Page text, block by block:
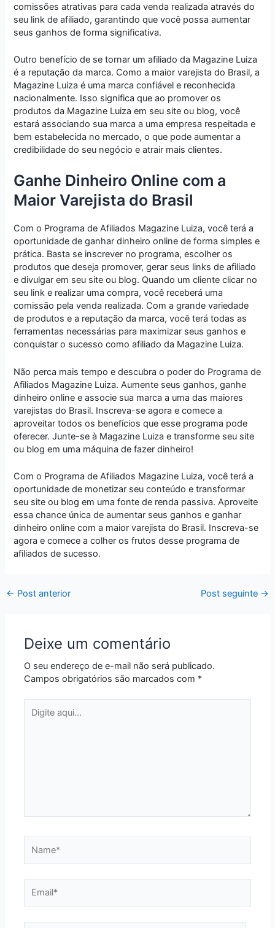
comissões atrativas para cada venda realizada através do
seu link de afiliado, garantindo que você possa aumentar
seus ganhos de forma significativa.
Outro benefício de se tornar um afiliado da Magazine Luiza
é a reputação da marca. Como a maior varejista do Brasil, a
Magazine Luiza é uma marca confiável e reconhecida
nacionalmente. Isso significa que ao promover os
produtos da Magazine Luiza em seu site ou blog, você
estará associando sua marca a uma empresa respeitada e
bem estabelecida no mercado, o que pode aumentar a
credibilidade do seu negócio e atrair mais clientes.
Ganhe Dinheiro Online com a
Maior Varejista do Brasil
Com o Programa de Afiliados Magazine Luiza, você terá a
oportunidade de ganhar dinheiro online de forma simples e
prática. Basta se inscrever no programa, escolher os
produtos que deseja promover, gerar seus links de afiliado
e divulgar em seu site ou blog. Quando um cliente clicar no
seu link e realizar uma compra, você receberá uma
comissão pela venda realizada. Com a grande variedade
de produtos e a reputação da marca, você terá todas as
ferramentas necessárias para maximizar seus ganhos e
conquistar o sucesso como afiliado da Magazine Luiza.
Não perca mais tempo e descubra o poder do Programa de
Afiliados Magazine Luiza. Aumente seus ganhos, ganhe
dinheiro online e associe sua marca a uma das maiores
varejistas do Brasil. Inscreva-se agora e comece a
aproveitar todos os benefícios que esse programa pode
oferecer. Junte-se à Magazine Luiza e transforme seu site
ou blog em uma máquina de fazer dinheiro!
Com o Programa de Afiliados Magazine Luiza, você terá a
oportunidade de monetizar seu conteúdo e transformar
seu site ou blog em uma fonte de renda passiva. Aproveite
essa chance única de aumentar seus ganhos e ganhar
dinheiro online com a maior varejista do Brasil. Inscreva-se
agora e comece a colher os frutos desse programa de
afiliados de sucesso.
← Post anterior Post seguinte →
Deixe um comentário
O seu endereço de e-mail não será publicado.
Campos obrigatórios são marcados com *
aqui...